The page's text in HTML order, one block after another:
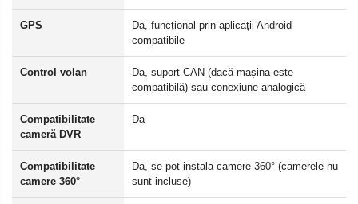
GPS
Da, funcțional prin aplicații Android
compatibile
Control volan
Da, suport CAN (dacă mașina este
compatibilă) sau conexiune analogică
Compatibilitate
cameră DVR
Da
Compatibilitate
camere 360°
Da, se pot instala camere 360° (camerele nu
sunt incluse)